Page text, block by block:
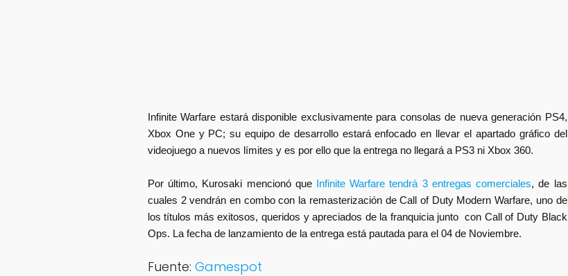
Infinite Warfare estará disponible exclusivamente para consolas de nueva generación PS4,
Xbox One y PC; su equipo de desarrollo estará enfocado en llevar el apartado gráfico del
videojuego a nuevos límites y es por ello que la entrega no llegará a PS3 ni Xbox 360.
Por último, Kurosaki mencionó que Infinite Warfare tendrá 3 entregas comerciales, de las
cuales 2 vendrán en combo con la remasterización de Call of Duty Modern Warfare, uno de
los títulos más exitosos, queridos y apreciados de la franquicia junto con Call of Duty Black
Ops. La fecha de lanzamiento de la entrega está pautada para el 04 de Noviembre.
Fuente: Gamespot